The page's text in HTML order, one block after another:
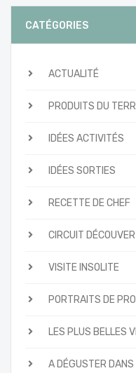
CATÉGORIES
ACTUALITÉ
PRODUITS DU
IDÉES ACTIVITÉS
IDÉES SORTIES
RECETTE DE CHEF
CIRCUIT
VISITE INSOLITE
PORTRAITS DE
LES PLUS BELLES
A DÉGUSTER DANS